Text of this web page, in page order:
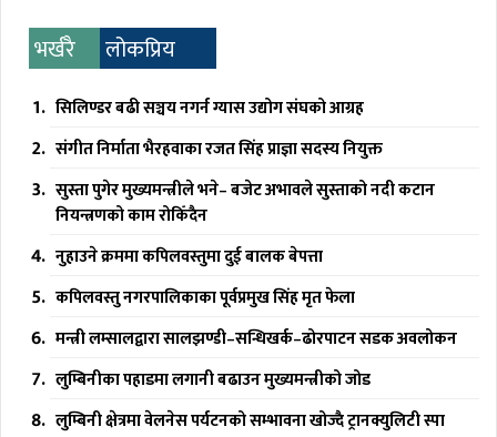
भर्खरै लोकप्रिय
सिलिण्डर बढी सञ्चय नगर्न ग्यास उद्योग संघको आग्रह
संगीत निर्माता भैरहवाका रजत सिंह प्राज्ञा सदस्य नियुक्त
सुस्ता पुगेर मुख्यमन्त्रीले भने– बजेट अभावले सुस्ताको नदी कटान
नियन्त्रणको काम रोकिँदैन
नुहाउने क्रममा कपिलवस्तुमा दुई बालक बेपत्ता
कपिलवस्तु नगरपालिकाका पूर्वप्रमुख सिंह मृत फेला
मन्त्री लम्सालद्वारा सालझण्डी–सन्धिखर्क–ढोरपाटन सडक अवलोकन
लुम्बिनीका पहाडमा लगानी बढाउन मुख्यमन्त्रीको जोड
लुम्बिनी क्षेत्रमा वेलनेस पर्यटनको सम्भावना खोज्दै ट्रानक्युलिटी स्पा